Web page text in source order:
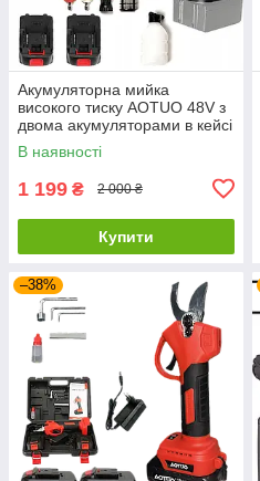
Акумуляторна мийка
високого тиску AOTUO 48V з
двома акумуляторами в кейсі
1000 W 4000 mAh
В наявності
1 199 ₴ 2 000 ₴
Купити
–38%